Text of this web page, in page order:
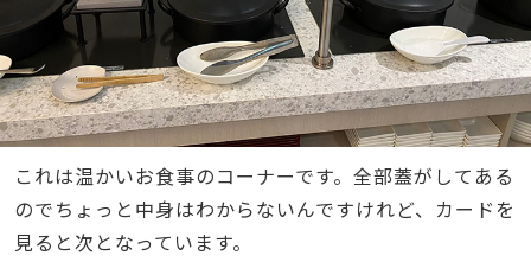
これは温かいお食事のコーナーです。全部蓋がしてある
のでちょっと中身はわからないんですけれど、カードを
見ると次となっています。